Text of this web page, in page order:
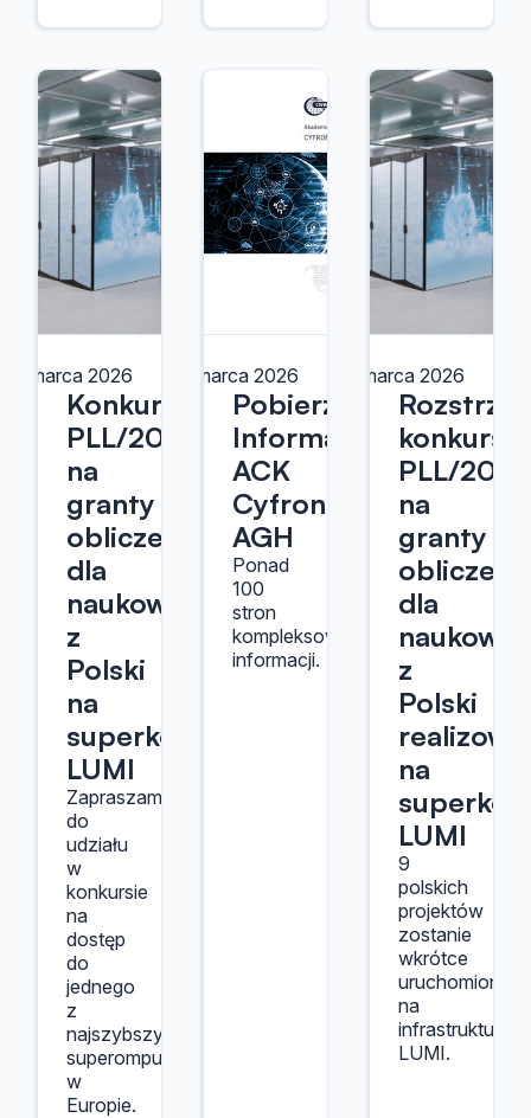
17 marca 2026
Konkurs
PLL/2026/10
na
granty
obliczeniowe
dla
naukowców
z
Polski
na
superkomputerze
LUMI
Zapraszamy
do
udziału
w
konkursie
na
dostęp
do
jednego
z
najszybszych
superomputerów
w
Europie.
12 marca 2026
Pobierz
Informator
ACK
Cyfronet
AGH
Ponad
100
stron
kompleksowych
informacji.
9 marca 2026
konkursu
PLL/
na
granty
dla
z
Polski
na
LUMI
9
polskich
projektów
zostanie
wkrótce
uruchomionych
na
infrastrukturze
LUMI.